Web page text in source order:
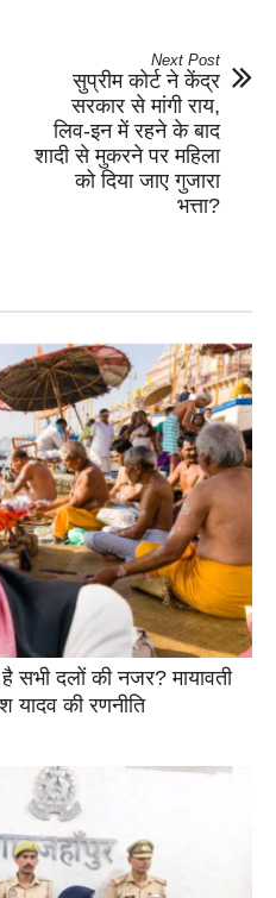
Next Post
सुप्रीम कोर्ट ने केंद्र
सरकार से मांगी राय,
लिव-इन में रहने के बाद
शादी से मुकरने पर महिला
को दिया जाए गुजारा
भत्ता?
सभी दलों की नजर? मायावती
की रणनीति